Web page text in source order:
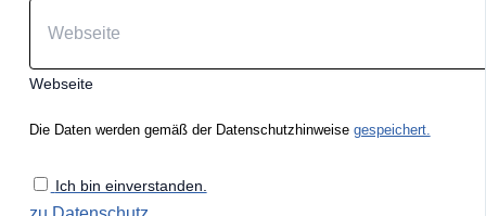
Webseite
Die Daten werden gemäß der Datenschutzhinweise gespeichert.
Ich bin einverstanden.